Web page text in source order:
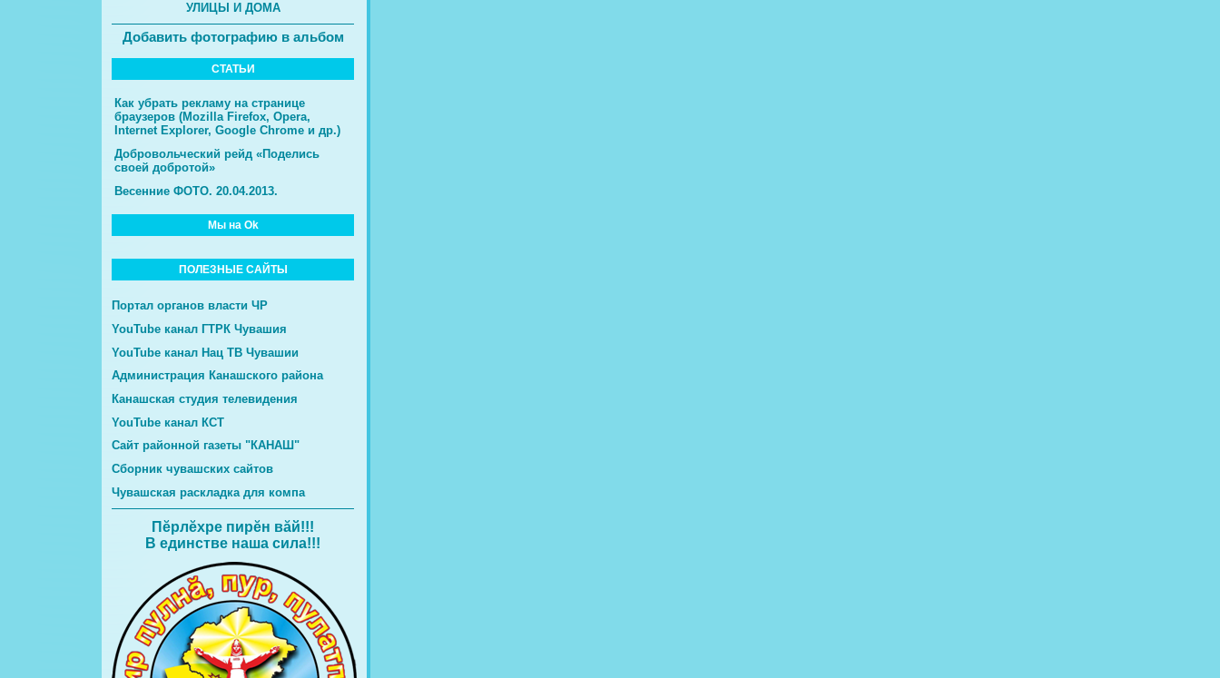
УЛИЦЫ И ДОМА
Добавить фотографию в альбом
СТАТЬИ
Как убрать рекламу на странице
браузеров (Mozilla Firefox, Opera,
Internet Explorer, Google Chrome и др.)
Добровольческий рейд «Поделись
своей добротой»
Весенние ФОТО. 20.04.2013.
Мы на Ok
ПОЛЕЗНЫЕ САЙТЫ
Портал органов власти ЧР
YouTube канал ГТРК Чувашия
YouTube канал Нац ТВ Чувашии
Администрация Канашского района
Канашская студия телевидения
YouTube канал КСТ
Сайт районной газеты "КАНАШ"
Сборник чувашских сайтов
Чувашская раскладка для компа
Пĕрлĕхре пирĕн вăй!!!
В единстве наша сила!!!